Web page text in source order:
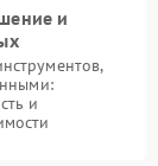
и
и